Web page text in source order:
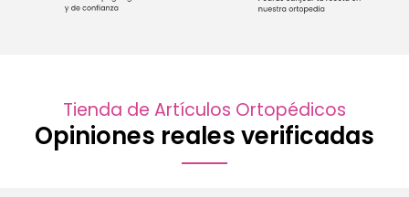
Tienda de Artículos Ortopédicos
Opiniones reales verificadas